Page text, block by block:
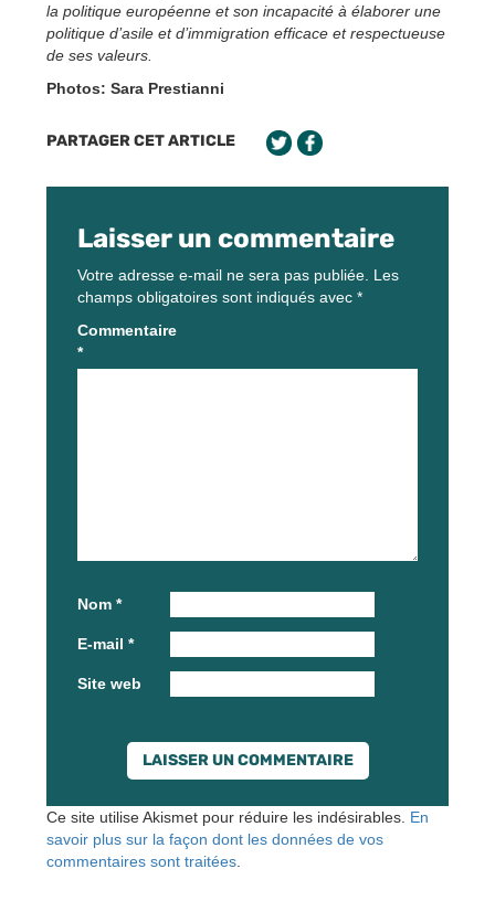
la politique européenne et son incapacité à élaborer une
politique d’asile et d’immigration efficace et respectueuse
de ses valeurs.
Photos: Sara Prestianni
PARTAGER CET ARTICLE
Laisser un commentaire
Votre adresse e-mail ne sera pas publiée. Les
champs obligatoires sont indiqués avec *
Commentaire
*
Nom *
E-mail *
Site web
Ce site utilise Akismet pour réduire les indésirables. En
savoir plus sur la façon dont les données de vos
commentaires sont traitées